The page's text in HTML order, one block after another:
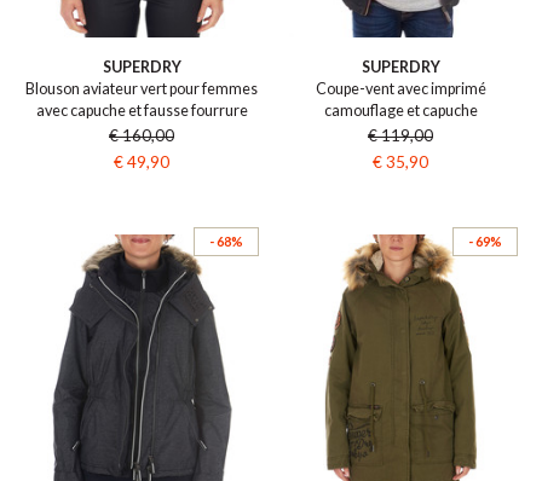
SUPERDRY
Blouson aviateur vert pour femmes
avec capuche et fausse fourrure
€ 160,00
€ 49,90
SUPERDRY
Coupe-vent avec imprimé
camouflage et capuche
€ 119,00
€ 35,90
- 68% - 69%